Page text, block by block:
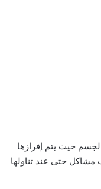
حيث يتم إفرازها
حتى عند تناولها